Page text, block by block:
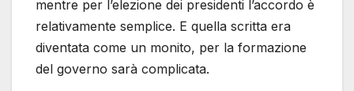
mentre per l’elezione dei presidenti l’accordo è
relativamente semplice. E quella scritta era
diventata come un monito, per la formazione
del governo sarà complicata.